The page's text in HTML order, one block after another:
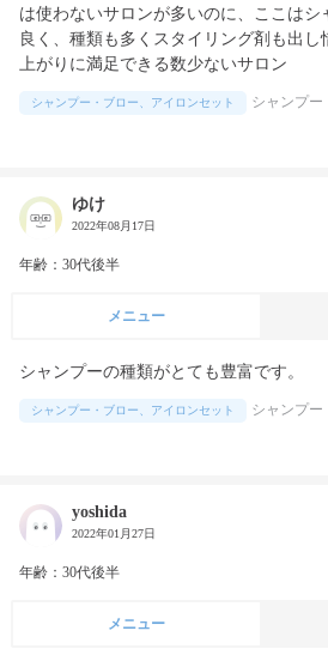
は使わないサロンが多いのに、ここはシ
良く、種類も多くスタイリング剤も出
上がりに満足できる数少ないサロン
シャンプー・ブロー、アイロンセット シャンプー
ゆけ
2022年08月17日
年齢：30代後半
メニュー
シャンプーの種類がとても豊富です。
シャンプー・ブロー、アイロンセット シャンプー
yoshida
2022年01月27日
年齢：30代後半
メニュー